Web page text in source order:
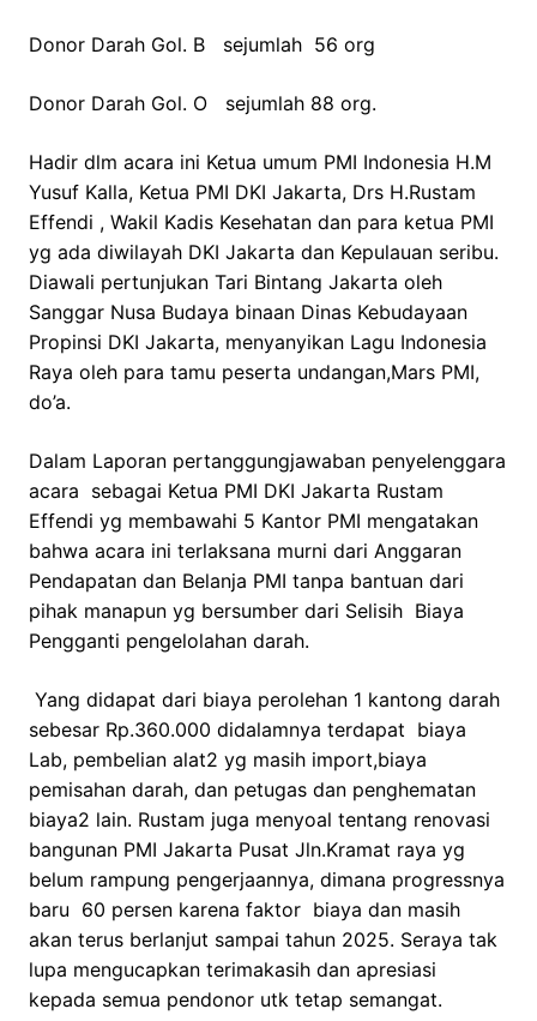
Donor Darah Gol. B sejumlah 56 org
Donor Darah Gol. O sejumlah 88 org.
Hadir dlm acara ini Ketua umum PMI Indonesia H.M
Yusuf Kalla, Ketua PMI DKI Jakarta, Drs H.Rustam
Effendi , Wakil Kadis Kesehatan dan para ketua PMI
yg ada diwilayah DKI Jakarta dan Kepulauan seribu.
Diawali pertunjukan Tari Bintang Jakarta oleh
Sanggar Nusa Budaya binaan Dinas Kebudayaan
Propinsi DKI Jakarta, menyanyikan Lagu Indonesia
Raya oleh para tamu peserta undangan,Mars PMI,
do’a.
Dalam Laporan pertanggungjawaban penyelenggara
acara sebagai Ketua PMI DKI Jakarta Rustam
Effendi yg membawahi 5 Kantor PMI mengatakan
bahwa acara ini terlaksana murni dari Anggaran
Pendapatan dan Belanja PMI tanpa bantuan dari
pihak manapun yg bersumber dari Selisih Biaya
Pengganti pengelolahan darah.
Yang didapat dari biaya perolehan 1 kantong darah
sebesar Rp.360.000 didalamnya terdapat biaya
Lab, pembelian alat2 yg masih import,biaya
pemisahan darah, dan petugas dan penghematan
biaya2 lain. Rustam juga menyoal tentang renovasi
bangunan PMI Jakarta Pusat Jln.Kramat raya yg
belum rampung pengerjaannya, dimana progressnya
baru 60 persen karena faktor biaya dan masih
akan terus berlanjut sampai tahun 2025. Seraya tak
lupa mengucapkan terimakasih dan apresiasi
kepada semua pendonor utk tetap semangat.